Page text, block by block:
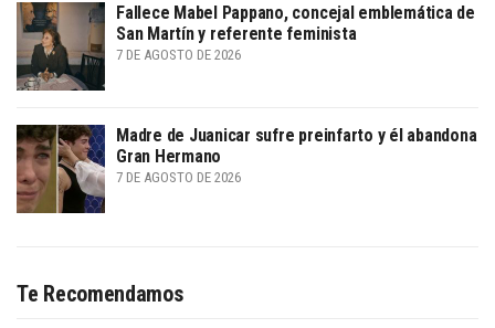
Fallece Mabel Pappano, concejal emblemática de
San Martín y referente feminista
7 DE AGOSTO DE 2026
Madre de Juanicar sufre preinfarto y él abandona
Gran Hermano
7 DE AGOSTO DE 2026
Te Recomendamos